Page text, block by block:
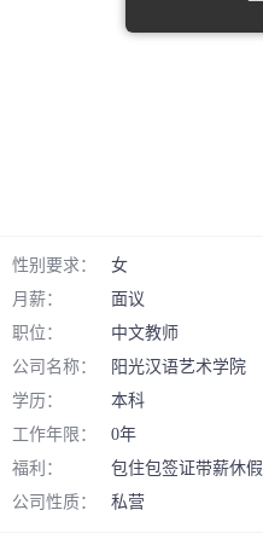
性别要求：
女
月薪：
面议
职位：
中文教师
公司名称：
阳光汉语艺术学院
学历：
本科
工作年限：
0年
福利：
包住包签证带薪休假
公司性质：
私营